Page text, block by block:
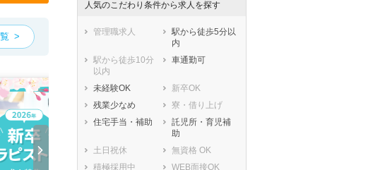
人気のこだわり条件から求人を探す
管理職求人
駅から徒歩5分以
内
駅から徒歩10分
以内
車通勤可
未経験OK
新卒OK
残業少なめ
寮・借り上げ
住宅手当・補助
託児所・育児補
助
土日祝休
無資格 OK
積極採用中
WEB面接OK